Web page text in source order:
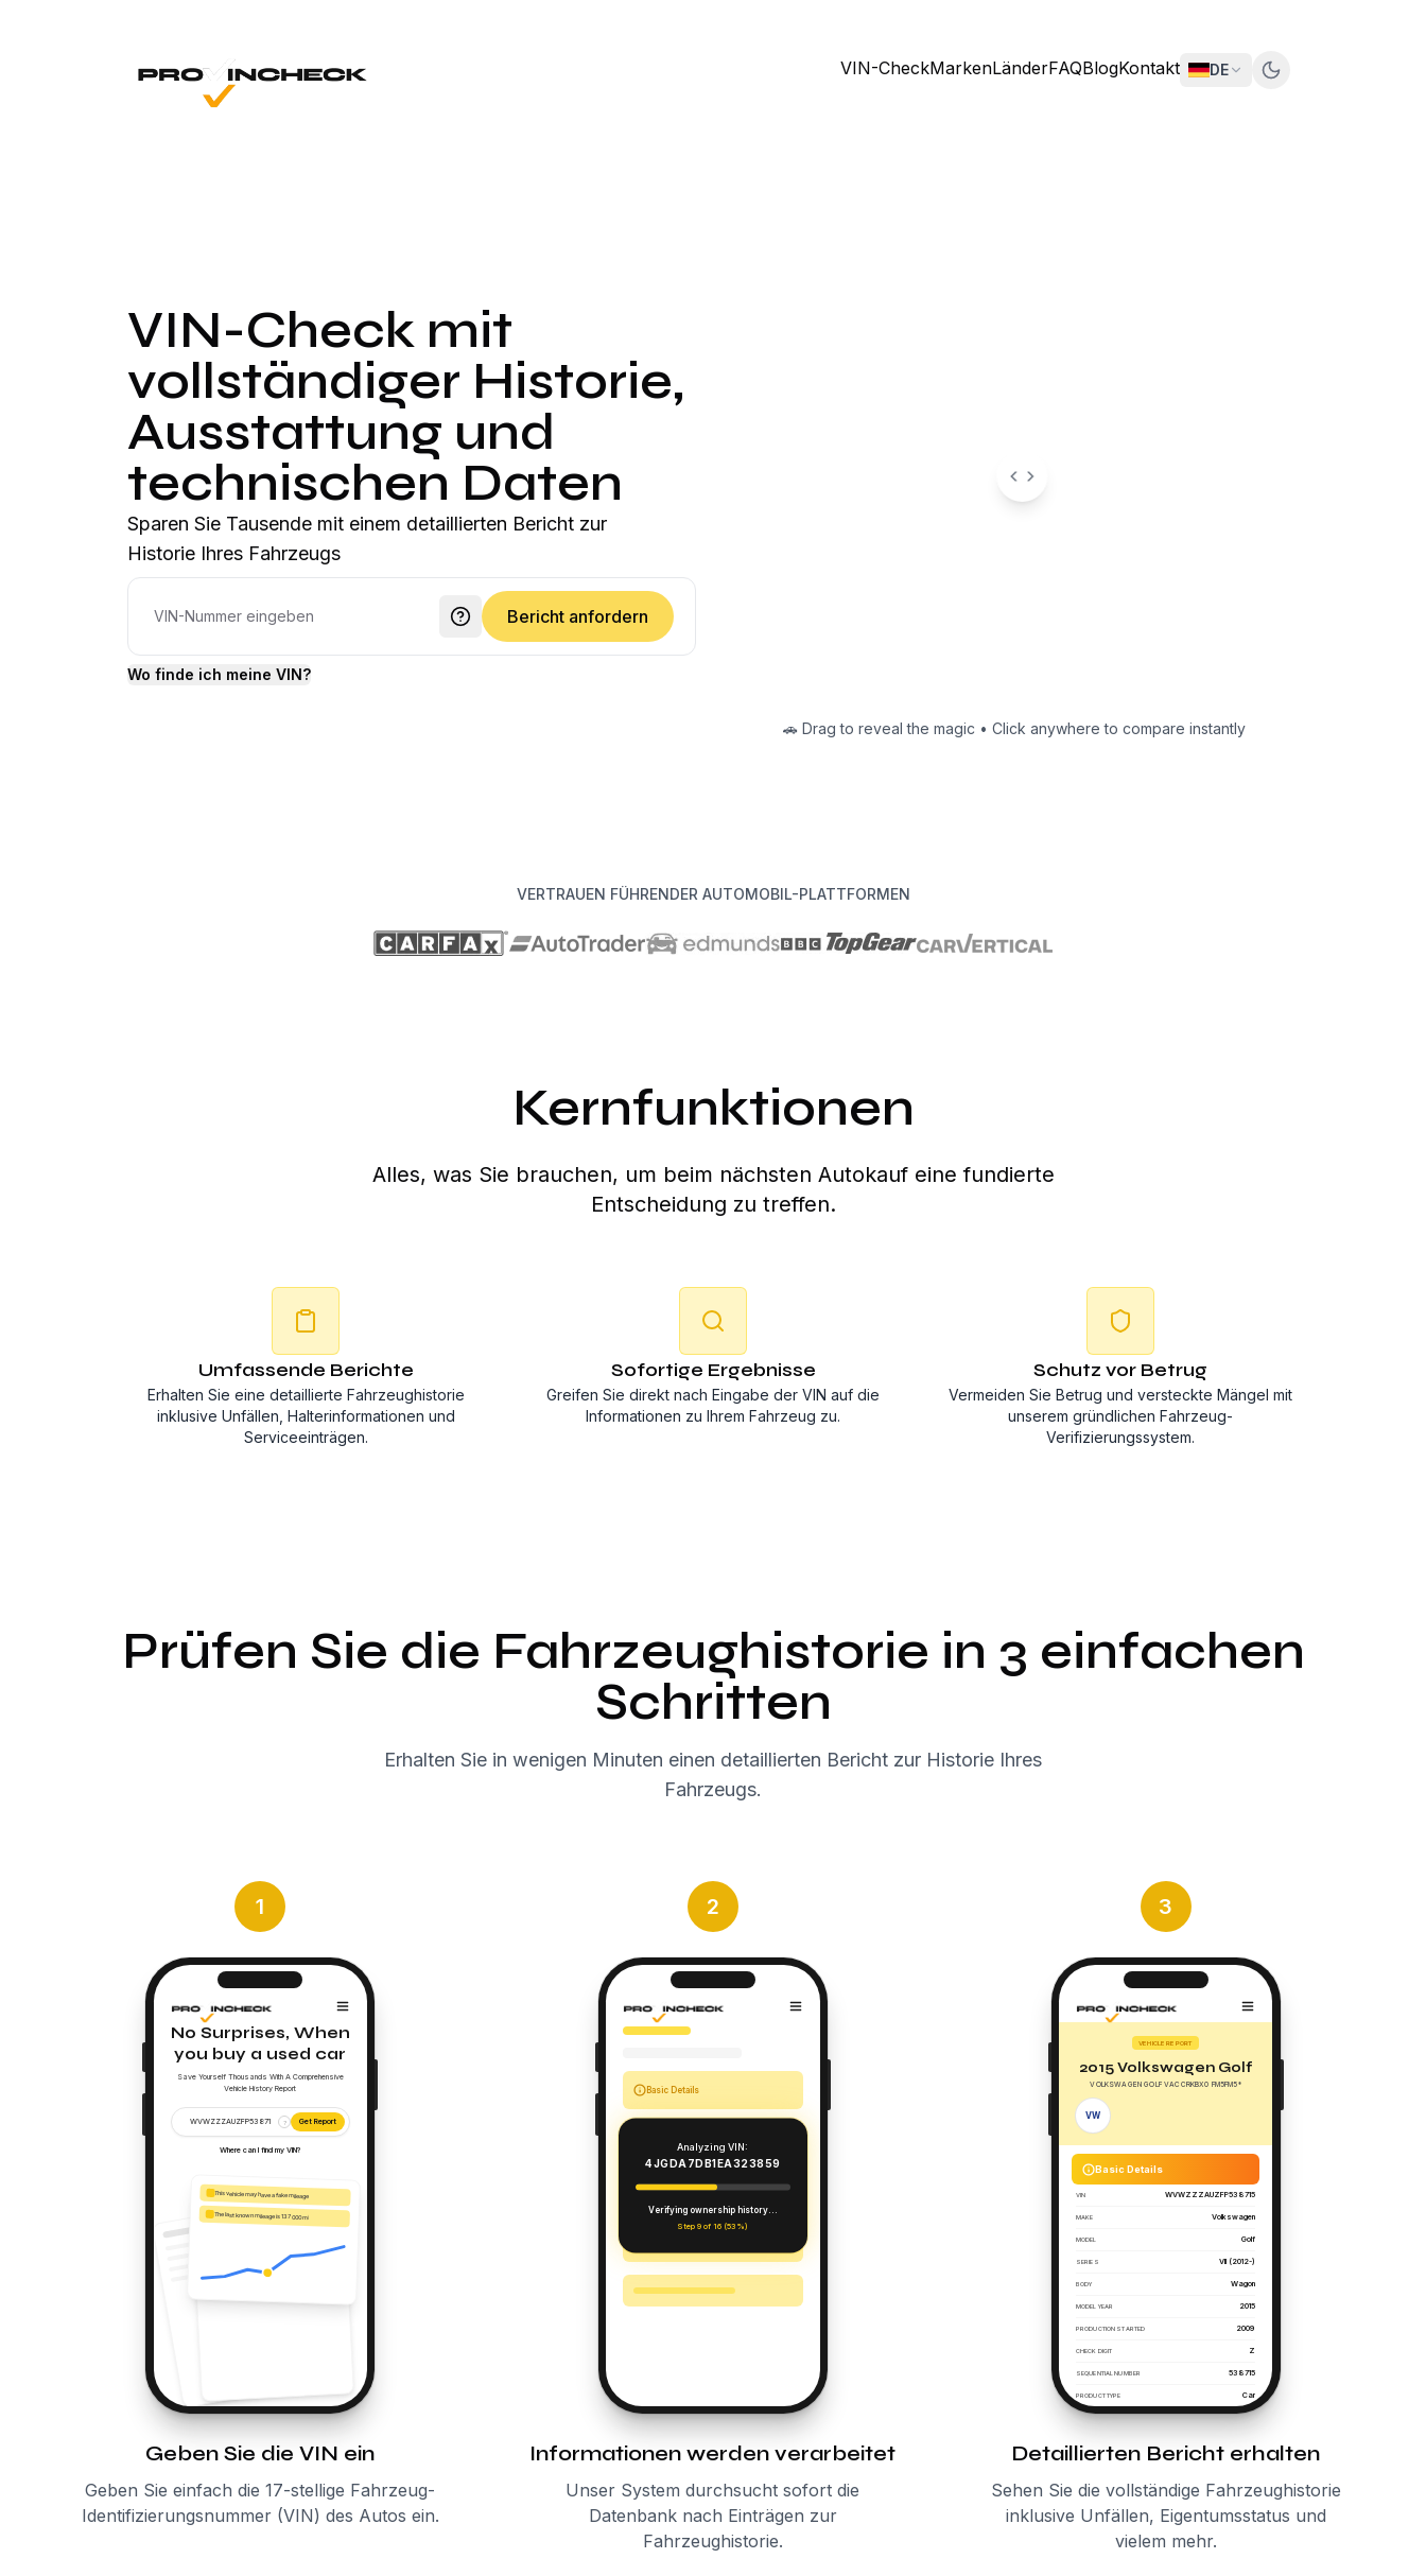
VIN-CheckMarkenLänderFAQBlogKontakt DE
VIN-Check mit
vollständiger Historie,
Ausstattung und
technischen Daten
Sparen Sie Tausende mit einem detaillierten Bericht zur
Historie Ihres Fahrzeugs
Bericht anfordern
Wo finde ich meine VIN?
🚗 Drag to reveal the magic • Click anywhere to compare instantly
VERTRAUEN FÜHRENDER AUTOMOBIL-PLATTFORMEN
Kernfunktionen
Alles, was Sie brauchen, um beim nächsten Autokauf eine fundierte
Entscheidung zu treffen.
Umfassende Berichte
Erhalten Sie eine detaillierte Fahrzeughistorie
inklusive Unfällen, Halterinformationen und
Serviceeinträgen.
Sofortige Ergebnisse
Greifen Sie direkt nach Eingabe der VIN auf die
Informationen zu Ihrem Fahrzeug zu.
Schutz vor Betrug
Vermeiden Sie Betrug und versteckte Mängel mit
unserem gründlichen Fahrzeug-
Verifizierungssystem.
Prüfen Sie die Fahrzeughistorie in 3 einfachen
Schritten
Erhalten Sie in wenigen Minuten einen detaillierten Bericht zur Historie Ihres
Fahrzeugs.
1
No Surprises, When
you buy a used car
Save Yourself Thousands With A Comprehensive
Vehicle History Report
WVWZZZAUZFP53871 ? Get Report
Where can I find my VIN?
This vehicle may have a fake mileage
The last known mileage is 137 000 mi
Geben Sie die VIN ein
Geben Sie einfach die 17-stellige Fahrzeug-
Identifizierungsnummer (VIN) des Autos ein.
2
Basic Details
Fuel and Emissions
Dimensions and Weight
Analyzing VIN:
4JGDA7DB1EA323859
Verifying ownership history...
Step 9 of 16 (53%)
Informationen werden verarbeitet
Unser System durchsucht sofort die
Datenbank nach Einträgen zur
Fahrzeughistorie.
3
VEHICLE REPORT
2015 Volkswagen Golf
VOLKSWAGEN GOLF VACCRKBX0 FM5FM5*
VW
Basic Details
VIN WVWZZZAUZFP538715
MAKE Volkswagen
MODEL Golf
SERIES VII (2012-)
BODY Wagon
MODEL YEAR 2015
PRODUCTION STARTED 2009
CHECK DIGIT Z
SEQUENTIAL NUMBER 538715
PRODUCT TYPE Car
Detaillierten Bericht erhalten
Sehen Sie die vollständige Fahrzeughistorie
inklusive Unfällen, Eigentumsstatus und
vielem mehr.